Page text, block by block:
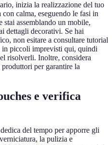
inizia la realizzazione del tuo
calma, eseguendo le fasi in
stai assemblando un mobile,
dettagli decorativi. Se hai
non esitare a consultare tutorial
in piccoli imprevisti qui, quindi
risolverli. Inoltre, considera
per garantire la
e verifica
del tempo per apporre gli
la pulizia e